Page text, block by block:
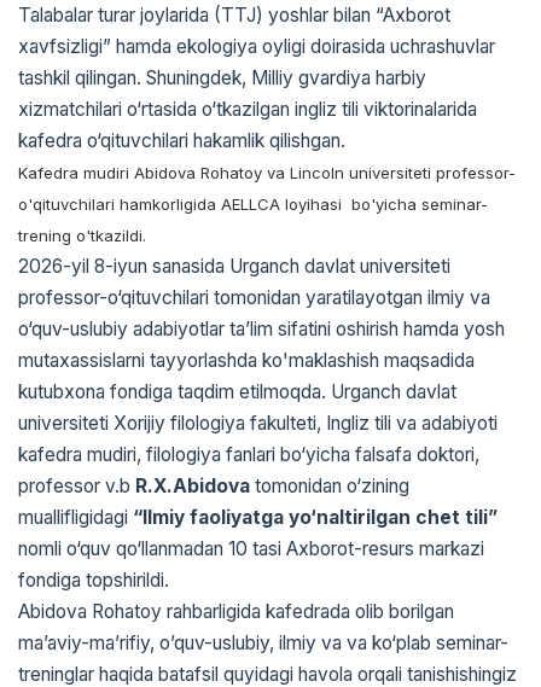
Talabalar turar joylarida (TTJ) yoshlar bilan “Axborot
xavfsizligi” hamda ekologiya oyligi doirasida uchrashuvlar
tashkil qilingan. Shuningdek, Milliy gvardiya harbiy
xizmatchilari o‘rtasida o‘tkazilgan ingliz tili viktorinalarida
kafedra o‘qituvchilari hakamlik qilishgan.
Kafedra mudiri Abidova Rohatoy va Lincoln universiteti professor-
o'qituvchilari hamkorligida AELLCA loyihasi bo'yicha seminar-
trening o'tkazildi.
2026-yil 8-iyun sanasida Urganch davlat universiteti
professor-o‘qituvchilari tomonidan yaratilayotgan ilmiy va
o‘quv-uslubiy adabiyotlar ta’lim sifatini oshirish hamda yosh
mutaxassislarni tayyorlashda ko'maklashish maqsadida
kutubxona fondiga taqdim etilmoqda. Urganch davlat
universiteti Xorijiy filologiya fakulteti, Ingliz tili va adabiyoti
kafedra mudiri, filologiya fanlari bo‘yicha falsafa doktori,
professor v.b R.X.Abidova tomonidan o‘zining
muallifligidagi “Ilmiy faoliyatga yo‘naltirilgan chet tili”
nomli o‘quv qo‘llanmadan 10 tasi Axborot-resurs markazi
fondiga topshirildi.
Abidova Rohatoy rahbarligida kafedrada olib borilgan
ma’aviy-ma’rifiy, o’quv-uslubiy, ilmiy va va ko‘plab seminar-
treninglar haqida batafsil quyidagi havola orqali tanishishingiz